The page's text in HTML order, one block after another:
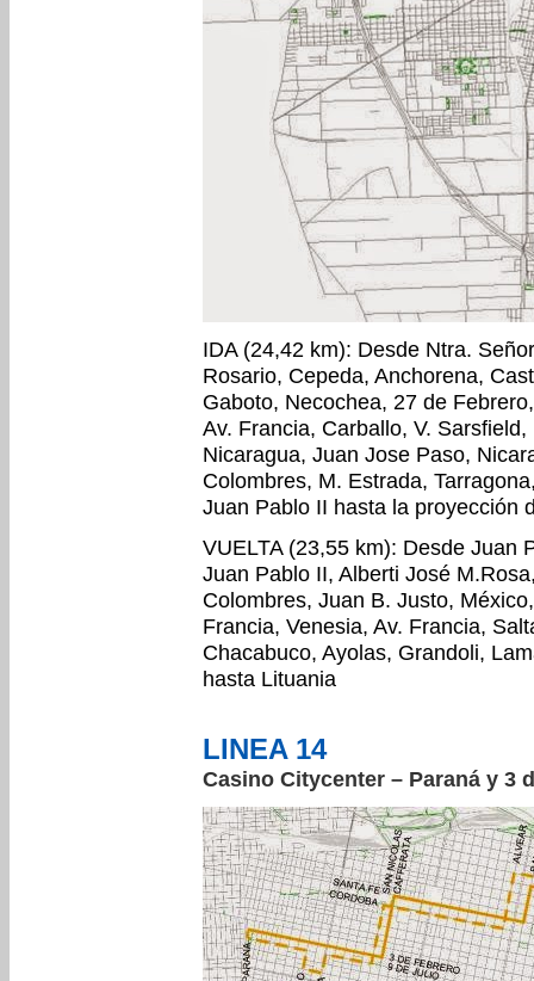
IDA (24,42 km): Desde Ntra.
Rosario, Cepeda, Anchorena,
Gaboto, Necochea, 27 de
Av. Francia, Carballo, V.
Nicaragua, Juan Jose Paso,
Colombres, M. Estrada,
Juan Pablo II hasta la proyección
VUELTA (23,55 km): Desde Juan
Juan Pablo II, Alberti José
Colombres, Juan B. Justo,
Francia, Venesia, Av. Francia,
Chacabuco, Ayolas, Grandoli,
hasta Lituania
LINEA 14
Casino Citycenter – Paraná y 3